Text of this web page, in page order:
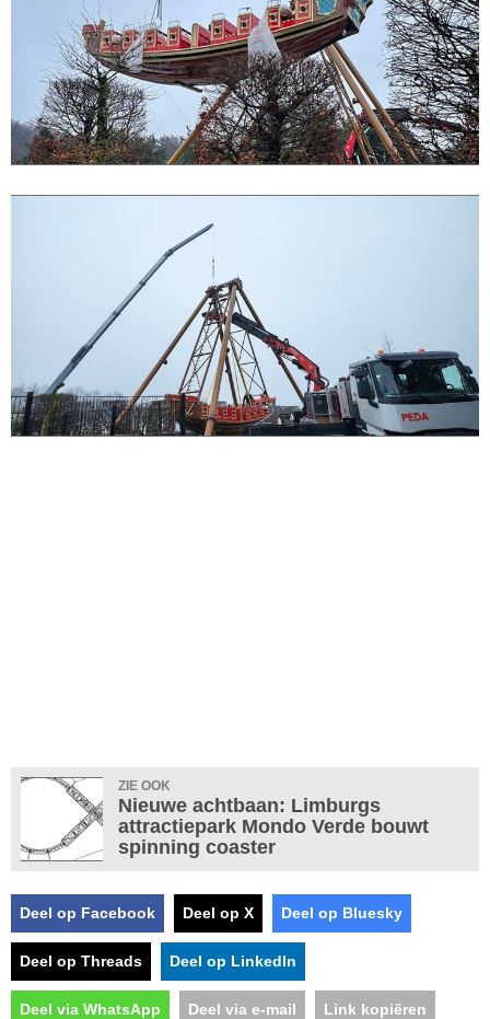
ZIE OOK
Nieuwe achtbaan: Limburgs
attractiepark Mondo Verde bouwt
spinning coaster
Deel op Facebook Deel op X Deel op Bluesky
Deel op Threads Deel op LinkedIn
Deel via WhatsApp Deel via e-mail Link kopiëren